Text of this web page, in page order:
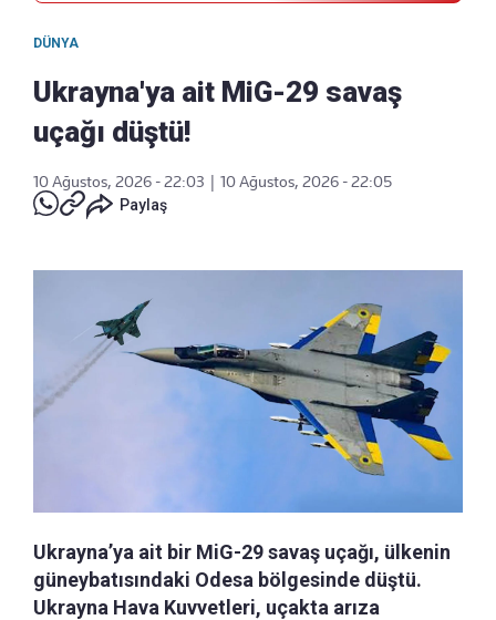
DÜNYA
Ukrayna'ya ait MiG-29 savaş
uçağı düştü!
10 Ağustos, 2026 - 22:03
10 Ağustos, 2026 - 22:05
Paylaş
Ukrayna’ya ait bir MiG-29 savaş uçağı, ülkenin
güneybatısındaki Odesa bölgesinde düştü.
Ukrayna Hava Kuvvetleri, uçakta arıza